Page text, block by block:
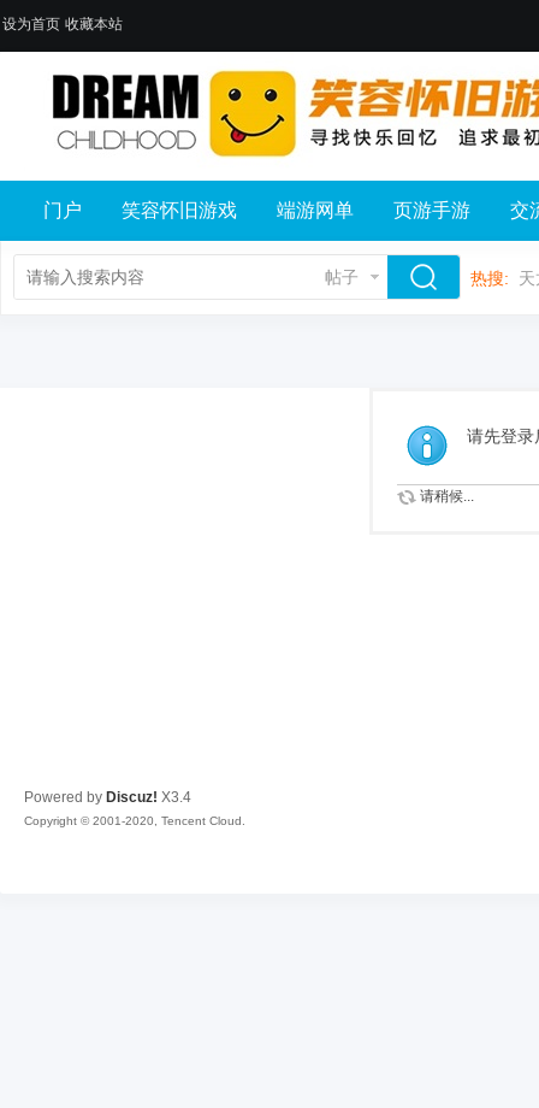
设为首页 收藏本站
门户 笑容怀旧游戏 端游网单 页游手游 交
帖子 热搜:
请先登录
请稍候...
Powered by Discuz! X3.4
Copyright © 2001-2020, Tencent Cloud.